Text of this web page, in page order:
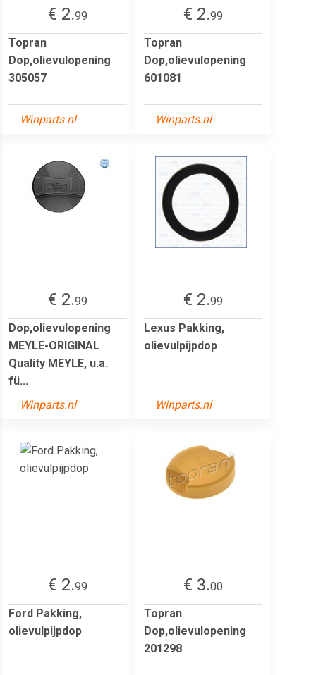
€ 2.99
Topran
Dop,olievulopening
305057
Winparts.nl
€ 2.99
Topran
Dop,olievulopening
601081
Winparts.nl
€ 2.99
Dop,olievulopening
MEYLE-ORIGINAL
Quality MEYLE, u.a.
fü...
Winparts.nl
€ 2.99
Lexus Pakking,
olievulpijpdop
Winparts.nl
€ 2.99
Ford Pakking,
olievulpijpdop
€ 3.00
Topran
Dop,olievulopening
201298